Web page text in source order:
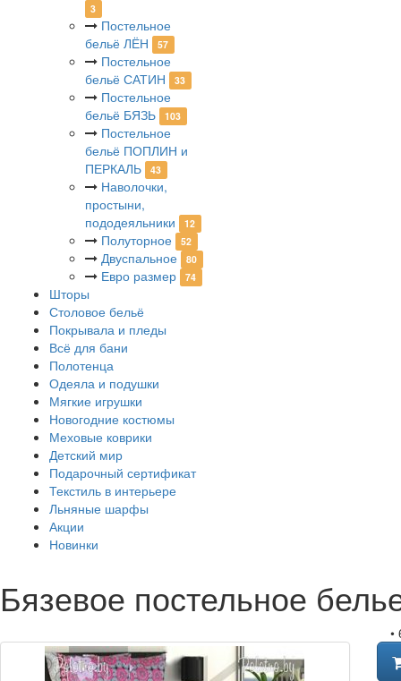
3
Постельное
бельё ЛЁН
57
Постельное
бельё САТИН
33
Постельное
бельё БЯЗЬ
103
Постельное
бельё ПОПЛИН и
ПЕРКАЛЬ
43
Наволочки,
простыни,
пододеяльники
12
Полуторное 52
Двуспальное 80
Евро размер 74
Шторы
Столовое бельё
Покрывала и пледы
Всё для бани
Полотенца
Одеяла и подушки
Мягкие игрушки
Новогодние костюмы
Меховые коврики
Детский мир
Подарочный сертификат
Текстиль в интерьере
Льняные шарфы
Акции
Новинки
Бязевое постельное
•